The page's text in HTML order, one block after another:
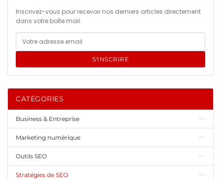
Inscrivez-vous pour recevoir nos derniers articles directement
dans votre boîte mail.
S'INSCRIRE
CATÉGORIES
Business & Entreprise
Marketing numérique
Outils SEO
Stratégies de SEO